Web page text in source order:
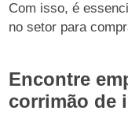
Com isso, é
no setor para
Encontre
corrimão de